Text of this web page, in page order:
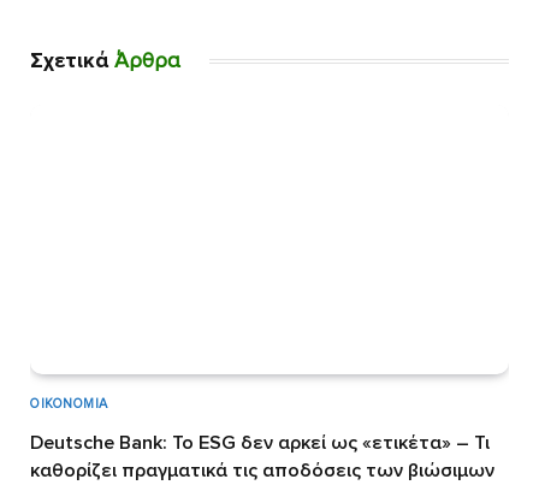
ΣχετικάΆρθρα
ΟΙΚΟΝΟΜΊΑ
Deutsche Bank: Το ESG δεν αρκεί ως «ετικέτα» – Τι
καθορίζει πραγματικά τις αποδόσεις των βιώσιμων